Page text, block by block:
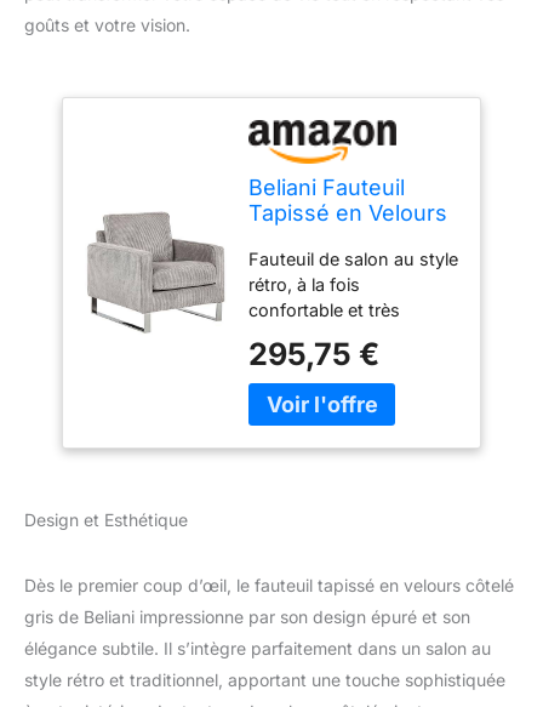
goûts et votre vision.
Beliani Fauteuil
Tapissé en Velours
Piétement Argent
Chromé Design
Meuble Idéal pour
Salon au Style
Rétro et
Traditionnel
Fauteuil de salon au style
rétro, à la fois
confortable et très
argenté ; Matière :
velours côtelé ; Matière
secondaire : acier inox
295,75 €
Design et Esthétique
Dès le premier coup d’œil, le fauteuil tapissé en velours côtelé
gris de Beliani impressionne par son design épuré et son
élégance subtile. Il s’intègre parfaitement dans un salon au
style rétro et traditionnel, apportant une touche sophistiquée